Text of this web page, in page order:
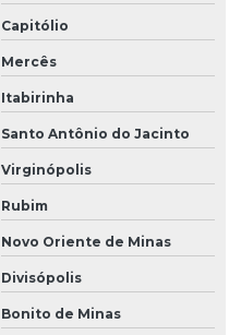
Capitólio
Mercês
Itabirinha
Santo Antônio do Jacinto
Virginópolis
Rubim
Novo Oriente de Minas
Divisópolis
Bonito de Minas